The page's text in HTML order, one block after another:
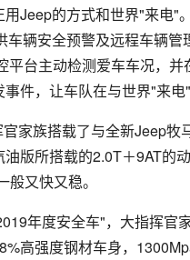
Jeep的方式和世界"来电"
车辆安全预警及远程车辆
平台主动检测爱车车况，
件，让车队在与世界"来
家族搭载了与全新Jeep
版所搭载的2.0T＋9AT的
又快又稳。
年度安全车"，大指挥官
高强度钢材车身，